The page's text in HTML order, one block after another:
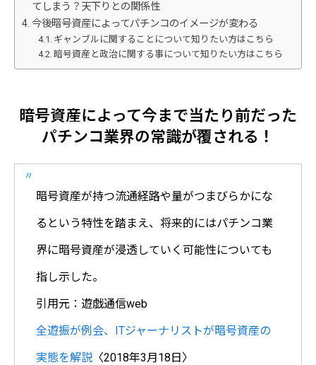
てしまう？天下りとの関係性
今後暗号資産によってパチンコのイメージが変わる
ギャンブルに関することについて知りたい方はこちら
暗号資産と政治に関する事について知りたい方はこちら
暗号資産によって今まで当たり前だった
パチンコ業界の常識が覆される！
暗号資産が持つ流通経路や量がつまびらかにな
るという特性を踏まえ、将来的にはパチンコ業
界に暗号資産が浸透していく可能性についても
指し示した。
引用元：遊戯通信web
全遊振が例会、ITジャーナリストが暗号資産の
実態を解説 〈2018年3月18日〉